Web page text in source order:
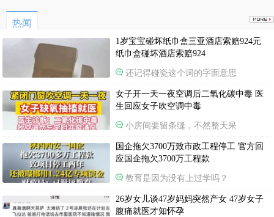
热闻
1岁宝宝碰坏纸巾盒三亚酒店索赔924元
纸巾盒碰坏酒店索赔924
还记得碰瓷这个词的字面意思
女子开一天一夜空调后二氧化碳中毒 医
生回应女子吹空调中毒
小房间要留条缝，不然整天呆
国企拖欠3700万致市政工程停工 官方回
应国企拖欠3700万工程款
教育是因为没有上过学吗？
26岁女儿谈47岁妈妈突然产女 47岁女子
腹痛就医才知怀孕